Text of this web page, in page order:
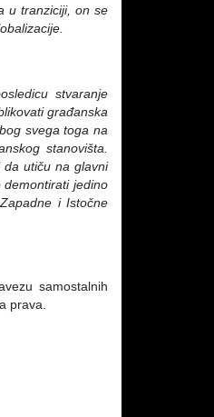
u tranziciji, on se
stvaranje
građanska
svega toga na
stanovišta.
da utiču na glavni
demontirati jedino
i Istočne
samostalnih
prava.